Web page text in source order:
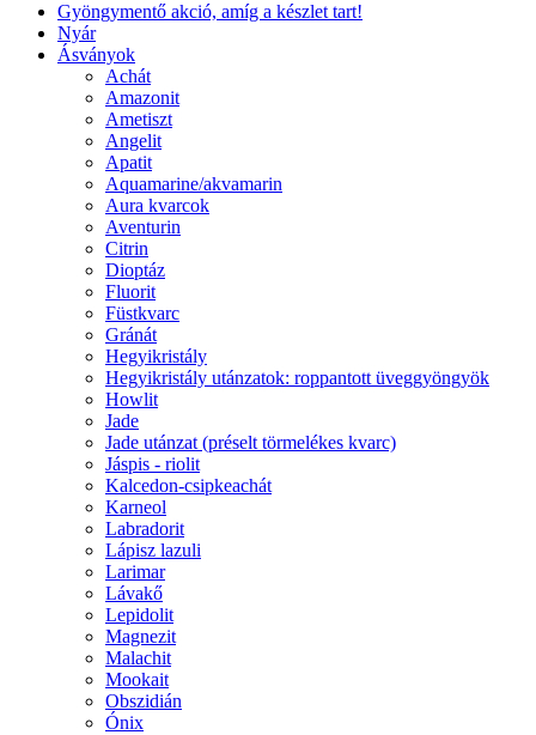
Gyöngymentő akció, amíg a készlet tart!
Nyár
Ásványok
Achát
Amazonit
Ametiszt
Angelit
Apatit
Aquamarine/akvamarin
Aura kvarcok
Aventurin
Citrin
Dioptáz
Fluorit
Füstkvarc
Gránát
Hegyikristály
Hegyikristály utánzatok: roppantott üveggyöngyök
Howlit
Jade
Jade utánzat (préselt törmelékes kvarc)
Jáspis - riolit
Kalcedon-csipkeachát
Karneol
Labradorit
Lápisz lazuli
Larimar
Lávakő
Lepidolit
Magnezit
Malachit
Mookait
Obszidián
Ónix